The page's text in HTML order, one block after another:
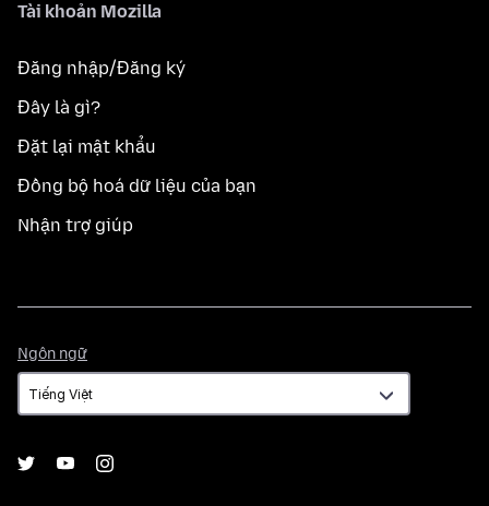
Tài khoản Mozilla
Đăng nhập/Đăng ký
Đây là gì?
Đặt lại mật khẩu
Đồng bộ hoá dữ liệu của bạn
Nhận trợ giúp
Ngôn ngữ
ngữ